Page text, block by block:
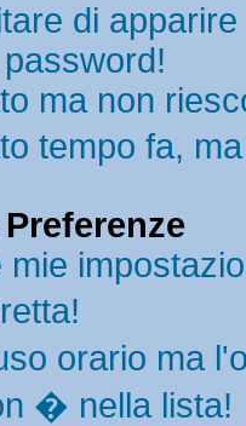
di
ma non
tempo fa,
orario ma
� nella lista!